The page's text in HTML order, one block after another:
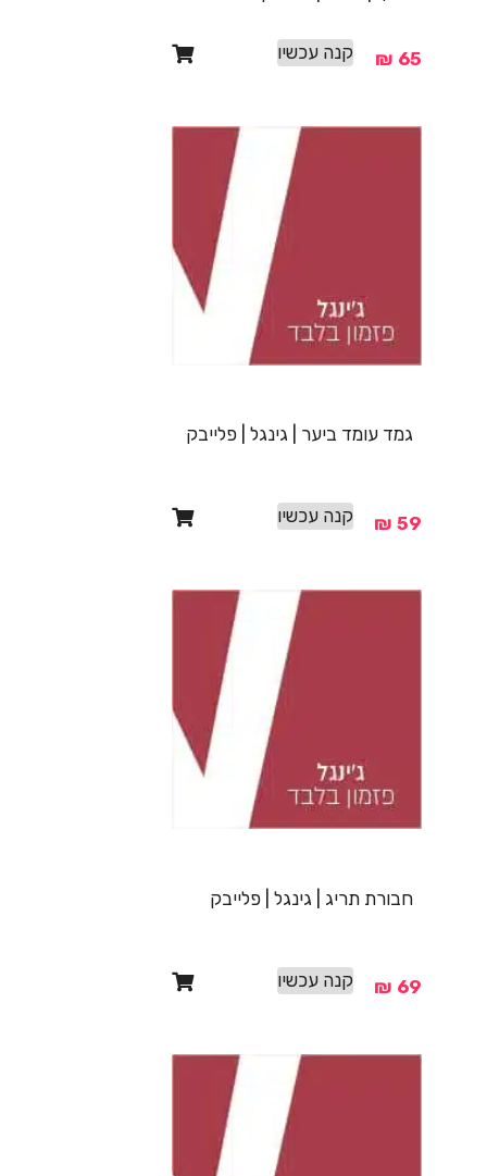
₪ 65 קנה עכשיו
גמד עומד ביער | גינגל | פלייבק
₪ 59 קנה עכשיו
חבורת תריג | גינגל | פלייבק
₪ 69 קנה עכשיו